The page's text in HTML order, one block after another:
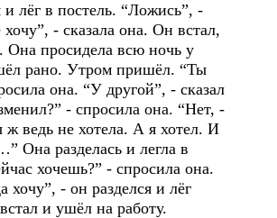
лёг в постель. “Ложись”, -
- сказала она. Он встал,
Она просидела всю ночь у
рано. Утром пришёл. “Ты
она. “У другой”, - сказал
- спросила она. “Нет, -
ж ведь не хотела. А я хотел. И
Она разделась и легла в
хочешь?” - спросила она.
хочу”, - он разделся и лёг
и ушёл на работу.